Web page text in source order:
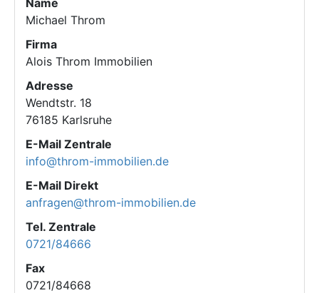
Name
Michael Throm
Firma
Alois Throm Immobilien
Adresse
Wendtstr. 18
76185 Karlsruhe
E-Mail Zentrale
info@throm-immobilien.de
E-Mail Direkt
anfragen@throm-immobilien.de
Tel. Zentrale
0721/84666
Fax
0721/84668